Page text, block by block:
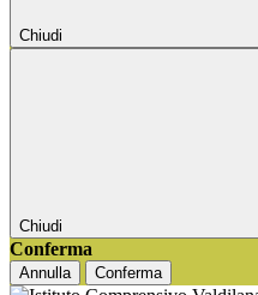
Chiudi
Chiudi
Conferma
Annulla Conferma